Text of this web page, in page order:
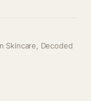
Skincare, Decoded